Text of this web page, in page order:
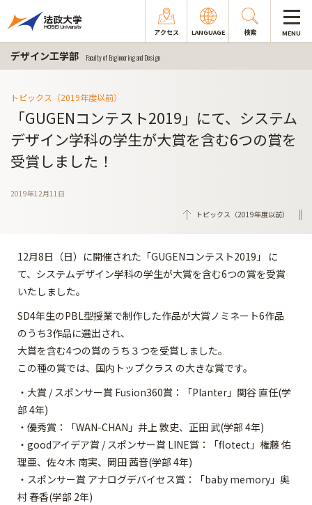
アクセス LANGUAGE 検索 MENU
デザイン工学部 Faculty of Engineering and Design
トピックス（2019年度以前）
「GUGENコンテスト2019」にて、システム
デザイン学科の学生が大賞を含む6つの賞を
受賞しました！
2019年12月11日
トピックス（2019年度以前）
12月8日（日）に開催された「GUGENコンテスト2019」 に
て、システムデザイン学科の学生が大賞を含む6つの賞を受賞
いたしました。
SD4年生のPBL型授業で制作した作品が大賞ノミネート6作品
のうち3作品に選出され、
大賞を含む4つの賞のうち３つを受賞しました。
この種の賞では、国内トップクラス の大きな賞です。
・大賞 / スポンサー賞 Fusion360賞：「Planter」関谷 直任(学
部 4年)
・優秀賞：「WAN-CHAN」井上 敦史、正田 武(学部 4年)
・goodアイデア賞 / スポンサー賞 LINE賞：「flotect」権藤 佑
理亜、佐々木 南実、岡田 茜音(学部 4年)
・スポンサー賞 アナログデバイセス賞：「baby memory」奥
村 春香(学部 2年)